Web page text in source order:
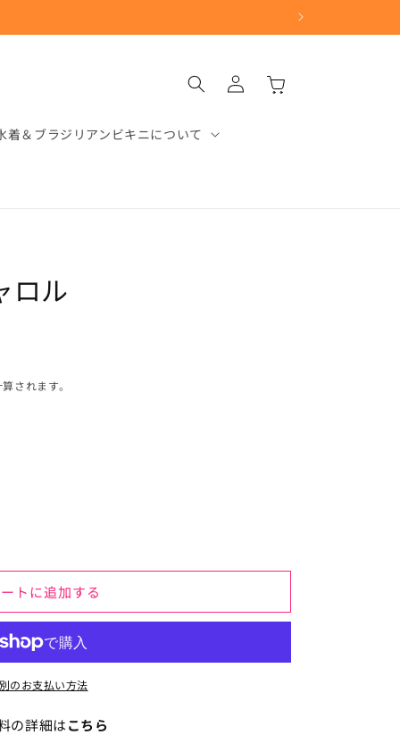
着＆ブラジリアンビキニについて
グ
イ
ー
ト
ロル
されます。
トに追加する
別のお支払い方法
の詳細はこちら